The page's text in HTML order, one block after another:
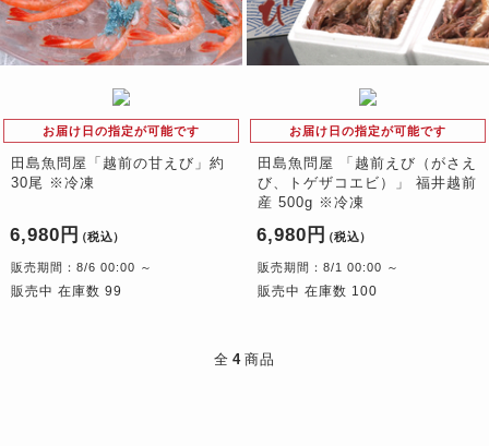
お届け日の指定が可能です
田島魚問屋「越前の甘えび」約
30尾 ※冷凍
6,980円 （税込）
販売期間：8/6 00:00 ～
販売中 在庫数 99
お届け日の指定が可能です
田島魚問屋 「越前えび（がさえ
び、トゲザコエビ）」 福井越前
産 500g ※冷凍
6,980円 （税込）
販売期間：8/1 00:00 ～
販売中 在庫数 100
全 4 商品